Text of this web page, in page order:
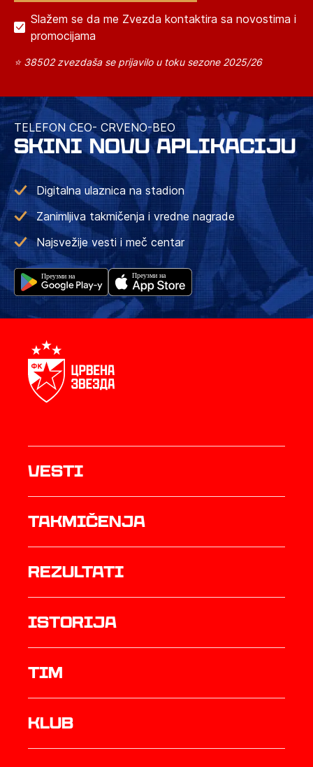
Slažem se da me Zvezda kontaktira sa novostima i
promocijama
⭐ 38502 zvezdaša se prijavilo u toku sezone 2025/26
TELEFON CEO- CRVENO-BEO
SKINI NOVU APLIKACIJU
Digitalna ulaznica na stadion
Zanimljiva takmičenja i vredne nagrade
Najsvežije vesti i meč centar
Vesti
Takmičenja
rezultati
istorija
TIM
Klub